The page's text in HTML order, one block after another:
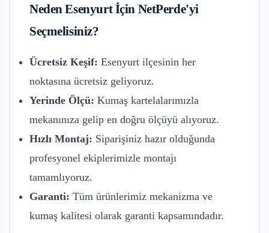
NedenEsenyurtİçin NetPerde'yi
Seçmelisiniz?
Ücretsiz Keşif: Esenyurt ilçesinin her
noktasına ücretsiz geliyoruz.
Yerinde Ölçü: Kumaş kartelalarımızla
mekanınıza gelip en doğru ölçüyü alıyoruz.
Hızlı Montaj: Siparişiniz hazır olduğunda
profesyonel ekiplerimizle montajı
tamamlıyoruz.
Garanti: Tüm ürünlerimiz mekanizma ve
kumaş kalitesi olarak garanti kapsamındadır.